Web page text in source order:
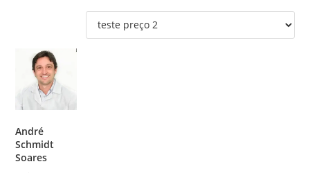
André
Schmidt
Soares